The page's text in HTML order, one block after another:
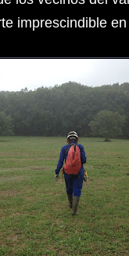
imprescindible